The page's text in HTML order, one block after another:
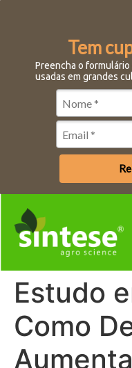
Tem
Preencha o
usadas em grandes
Estudo
Como